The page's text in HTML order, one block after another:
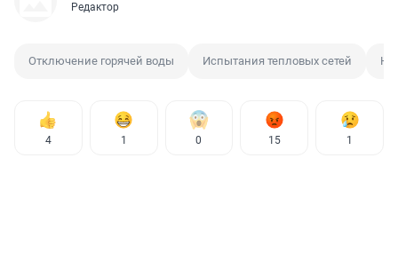
Редактор
Отключение горячей воды Испытания тепловых сетей
4 1 0 15 1